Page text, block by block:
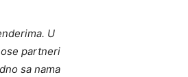
U
partneri
sa nama